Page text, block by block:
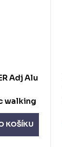
Adj Alu
walking
KOŠÍKU